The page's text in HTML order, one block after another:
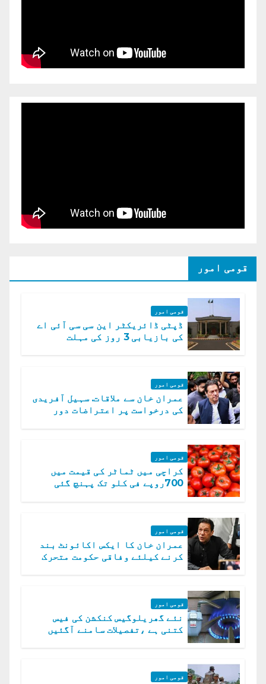
قومی امور
قومی امور
ڈپٹی ڈائریکٹر این سی سی آئی اے
کی بازیابی 3 روز کی مہلت
قومی امور
عمران خان سے ملاقات. سہیل آفریدی
کی درخواست پر اعتراضات دور
قومی امور
کراچی میں ٹماٹر کی قیمت میں
700روپے فی کلو تک پہنچ گئی
قومی امور
عمران خان کا ایکس اکائونٹ بند
کرنے کیلئے وفاقی حکومت متحرک
قومی امور
نئے گھریلوگیس کنکشن کی فیس
کتنی ہے ،تفصیلات سامنے آگئیں
قومی امور